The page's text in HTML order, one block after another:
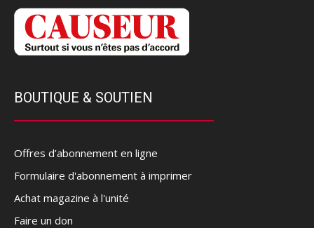
BOUTIQUE & SOUTIEN
Offres d’abonnement en ligne
Formulaire d'abonnement à imprimer
Achat magazine à l'unité
Faire un don